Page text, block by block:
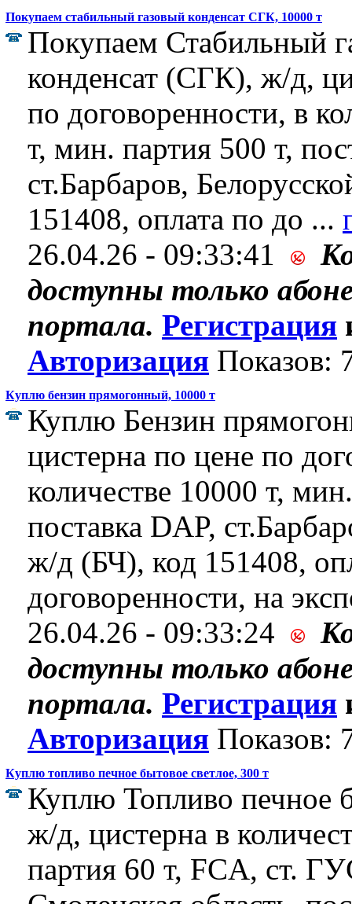
Покупаем стабильный газовый конденсат СГК, 10000 т
Покупаем Стабильный
конденсат (СГК), ж/д,
по договоренности, в
т, мин. партия 500 т,
ст.Барбаров,
151408, оплата по до ...
26.04.26 - 09:33:41
доступны только
портала. Регистрация
Авторизация Показов:
Куплю бензин прямогонный, 10000 т
Куплю Бензин
цистерна по цене по
количестве 10000 т,
поставка DAP,
ж/д (БЧ), код 151408,
договоренности, на
26.04.26 - 09:33:24
доступны только
портала. Регистрация
Авторизация Показов:
Куплю топливо печное бытовое светлое, 300 т
Куплю Топливо печное
ж/д, цистерна в
партия 60 т, FCA, ст.